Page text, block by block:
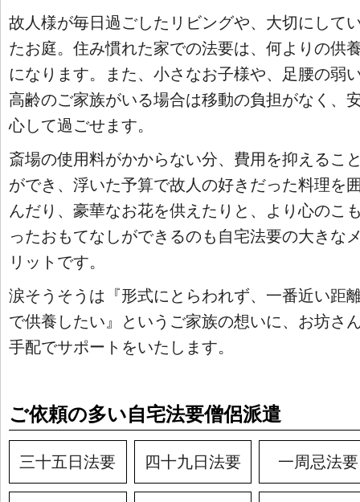
故人様が毎日過ごしたリビングや、大切にして
たお庭。住み慣れた家での法要は、何よりの供
になります。また、小さなお子様や、足腰の弱
高齢のご家族がいる場合は移動の負担がなく、
心して過ごせます。
斎場の使用料がかからない分、費用を抑えるこ
ができ、浮いた予算で故人の好きだった料理を
んだり、豪華なお花を供えたりと、より心のこ
ったおもてなしができるのも自宅法要の大きな
リットです。
涙そうそうは『形式にとらわれず、一番近い距
で供養したい』というご家族の想いに、お坊さ
手配でサポートをいたします。
ご依頼の多い自宅法要僧侶派遣
三十五日法要 四十九日法要 一周忌法要